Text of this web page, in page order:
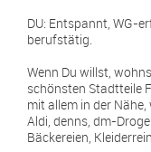
DU: Entspannt, WG-
berufstätig.
Wenn Du willst,
schönsten Stadtteile
mit allem in der
Aldi, denns, dm-
Bäckereien,